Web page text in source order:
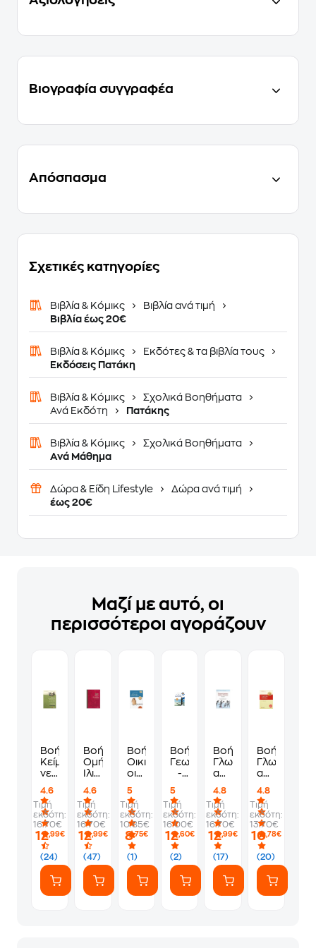
Βιογραφία συγγραφέα
Απόσπασμα
Σχετικές κατηγορίες
Βιβλία & Κόμικς
Βιβλία ανά τιμή
Βιβλία έως 20€
Βιβλία & Κόμικς
Εκδότες & τα βιβλία τους
Εκδόσεις Πατάκη
Βιβλία & Κόμικς
Σχολικά Βοηθήματα
Ανά Εκδότη
Πατάκης
Βιβλία & Κόμικς
Σχολικά Βοηθήματα
Ανά Μάθημα
Δώρα & Είδη Lifestyle
Δώρα ανά τιμή
έως 20€
Μαζί με αυτό, οι
περισσότεροι αγοράζουν
Βοήθημα
Κείμενα
νεοελληνικής
Β'
Γυμνασίου
4.6
(24)
Τιμή
εκδότη:
16.70€
12,99€
Βοήθημα
Ομήρου
Ιλιάδα
Γυμνασίου
4.6
(47)
Τιμή
εκδότη:
16.70€
12,99€
Βοήθημα
Οικιακή
οικονομία
γυμνασίου
5
(1)
Τιμή
εκδότη:
10.85€
8,75€
Βοήθημα
Γεωλογία
-
Β'
γυμνασίου
5
(2)
Τιμή
εκδότη:
16.00€
12,60€
Βοήθημα
Γλωσσικές
ασκήσεις
ελληνικών
Β'
Γυμνασίου
4.8
(17)
Τιμή
εκδότη:
16.70€
12,99€
Βοήθημα
Γλωσσικές
ασκήσεις
την
Ε'
Δημοτικού
4.8
(20)
Τιμή
εκδότη:
13.70€
10,78€